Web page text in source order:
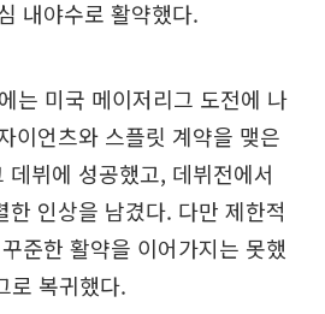
내야수로 활약했다.
는 미국 메이저리그 도전에 나
이언츠와 스플릿 계약을 맺은
뷔에 성공했고, 데뷔전에서
한 인상을 남겼다. 다만 제한적
준한 활약을 이어가지는 못했
로 복귀했다.